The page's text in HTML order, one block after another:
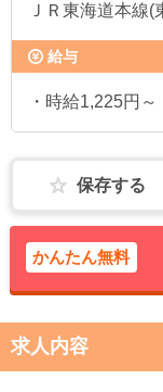
ＪＲ東海道本線(
給与
・時給1,225円～
保存する
かんたん無料
求人内容